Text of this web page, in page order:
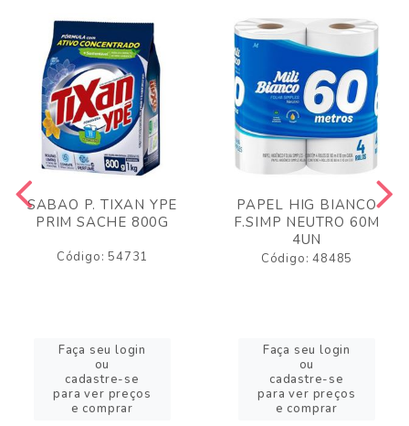
SABAO P. TIXAN YPE
PRIM SACHE 800G
Código: 54731
Faça seu login
ou
cadastre-se
para ver preços
e comprar
PAPEL HIG BIANCO
F.SIMP NEUTRO 60M
4UN
Código: 48485
Faça seu login
ou
cadastre-se
para ver preços
e comprar